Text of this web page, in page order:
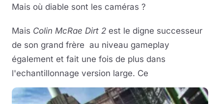
Mais où diable sont les caméras ?
Mais Colin McRae Dirt 2 est le digne successeur
de son grand frère au niveau gameplay
également et fait une fois de plus dans
l'echantillonnage version large. Ce